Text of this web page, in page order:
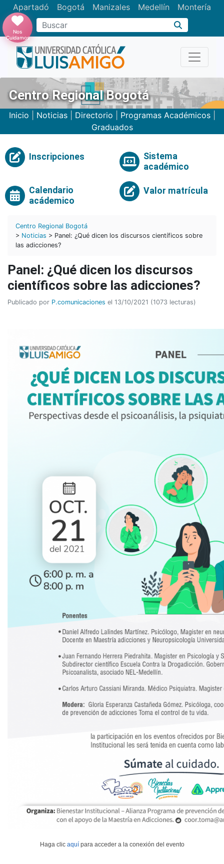
Apartadó Bogotá Manizales Medellín Montería
Nos
Cuidamos
Centro Regional Bogotá
Inicio Noticias| Directorio Programas Académicos|
Graduados
Inscripciones
Sistema
académico
Calendario
acádemico
Valor matrícula
Centro Regional Bogotá
> Noticias > Panel: ¿Qué dicen los discursos científicos sobre
las adicciones?
Panel: ¿Qué dicen los discursos
científicos sobre las adicciones?
Publicado por P.comunicaciones el 13/10/2021 (1073 lecturas)
Haga clic aquí para acceder a la conexión del evento